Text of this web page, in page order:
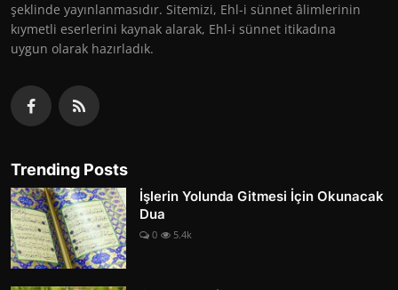
şeklinde yayınlanmasıdır. Sitemizi, Ehl-i sünnet âlimlerinin
kıymetli eserlerini kaynak alarak, Ehl-i sünnet itikadına
uygun olarak hazırladık.
Trending Posts
İşlerin Yolunda Gitmesi İçin Okunacak
Dua
0 5.4k